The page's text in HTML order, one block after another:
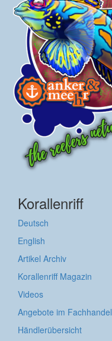
Korallenriff
Deutsch
English
Artikel Archiv
Korallenriff Magazin
Videos
Angebote im Fachhandel
Händlerübersicht